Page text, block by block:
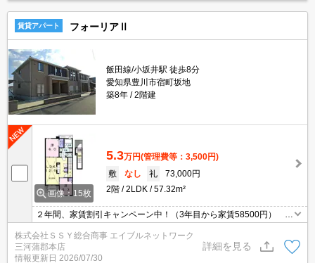
賃貸アパート フォーリアⅡ
飯田線/小坂井駅 徒歩8分
愛知県豊川市宿町坂地
築8年
2階建
画像：15枚
5.3万円(管理費等：3,500円)
敷
なし 礼
73,000円
2階
2LDK 57.32m²
２年間、家賃割引キャンペーン中！（3年目から家賃58500円）
都市ガス対応の2LDK！ ●人気のアイランドキッチン・パントリ
ーあり ●エアコン１基・ゆったり広めの一坪バスルーム ●敷
地内ごみ置き場あり ●ご見学可能！
株式会社ＳＳＹ総合商事 エイブルネットワーク
三河蒲郡本店
情報更新日 2026/07/30
詳細を見る